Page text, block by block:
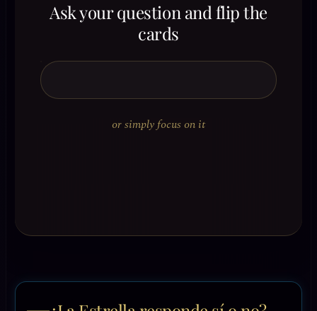
Ask your question and flip the
cards
or simply focus on it